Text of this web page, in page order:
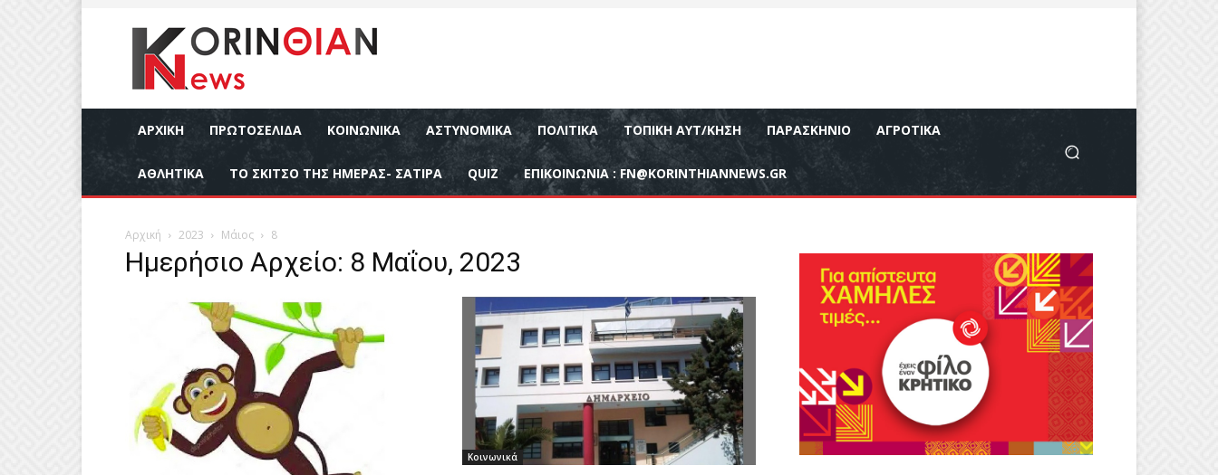
ΑΡΧΙΚΉ ΠΡΩΤΟΣΕΛΙΔΑ ΚΟΙΝΩΝΙΚΆ ΑΣΤΥΝΟΜΙΚΆ ΠΟΛΙΤΙΚΆ ΤΟΠΙΚΉ ΑΥΤ/ΚΗΣΗ ΠΑΡΑΣΚΉΝΙΟ ΑΓΡΟΤΙΚΆ
ΑΘΛΗΤΙΚΆ ΤΟ ΣΚΙΤΣΟ ΤΗΣ ΗΜΕΡΑΣ- ΣΑΤΙΡΑ QUIZ ΕΠΙΚΟΙΝΩΝΊΑ : FN@KORINTHIANNEWS.GR
Αρχική 2023 Μάιος 8
Ημερήσιο Αρχείο: 8 Μαΐου, 2023
Κοινωνικά